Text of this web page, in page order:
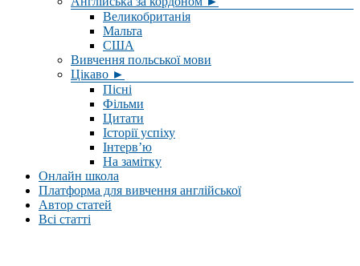
Великобританія
Мальта
США
Вивчення польської мови
Цікаво ►
Пісні
Фільми
Цитати
Історії успіху
Інтерв’ю
На замітку
Онлайн школа
Платформа для вивчення англійської
Автор статей
Всі статті